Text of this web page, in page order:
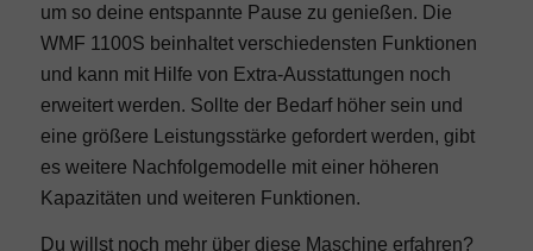
um so deine entspannte Pause zu genießen. Die
WMF 1100S beinhaltet verschiedensten Funktionen
und kann mit Hilfe von Extra-Ausstattungen noch
erweitert werden. Sollte der Bedarf höher sein und
eine größere Leistungsstärke gefordert werden, gibt
es weitere Nachfolgemodelle mit einer höheren
Kapazitäten und weiteren Funktionen.
Du willst noch mehr über diese Maschine erfahren?